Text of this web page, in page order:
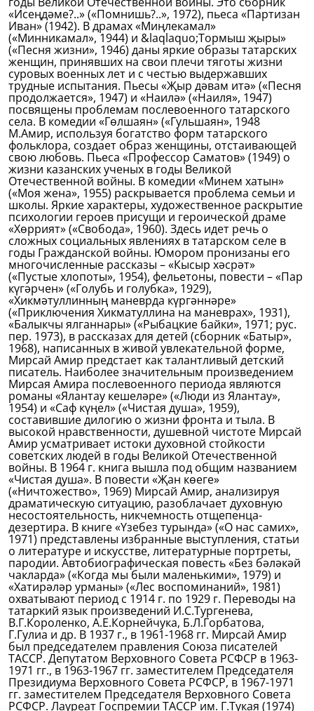
«Исеңдәме?..» («Помнишь?..», 1972), пьеса «Партизан
Иван» (1942). В драмах «Миңлекамал»
(«Минникамал», 1944) и &laqlaquo;Тормыш җыры»
(«Песня жизни», 1946) даны яркие образы татарских
женщин, принявших на свои плечи тяготы жизни
суровых военных лет и с честью выдержавших
трудные испытания. Пьесы «Җыр дәвам итә» («Песня
продолжается», 1947) и «Наилә» («Наиля», 1947)
посвящены проблемам послевоенного татарского
села. В комедии «Гөлшаян» («Гульшаян», 1948
М.Амир, используя богатство форм татарского
фольклора, создает образ женщины, отстаивающей
свою любовь. Пьеса «Профессор Саматов» (1949) о
жизни казанских ученых в годы Великой
Отечественной войны. В комедии «Минем хатын»
(«Моя жена», 1955) раскрывается проблема семьи и
школы. Яркие характеры, художественное раскрытие
психологии героев присущи и героической драме
«Хөррият» («Свобода», 1960). Здесь идет речь о
сложных социальных явлениях в татарском селе в
годы Гражданской войны. Юмором пронизаны его
многочисленные рассказы – «Кысыр хәсрәт»
(«Пустые хлопоты», 1954), фельетоны, повести – «Пар
күгәрчен» («Голубь и голубка», 1929),
«Хикмәтуллинның маневрда күргәннәре»
(«Приключения Хикматуллина на маневрах», 1931),
«Балыкчы ялганнары» («Рыбацкие байки», 1971; рус.
пер. 1973), в рассказах для детей (сборник «Батыр»,
1968), написанных в живой увлекательной форме,
Мирсай Амир предстает как талантливый детский
писатель. Наиболее значительным произведением
Мирсая Амира послевоенного периода являются
романы «Ялантау кешеләре» («Люди из Ялантау»,
1954) и «Саф күңел» («Чистая душа», 1959),
составившие дилогию о жизни фронта и тыла. В
высокой нравственности, душевной чистоте Мирсай
Амир усматривает истоки духовной стойкости
советских людей в годы Великой Отечественной
войны. В 1964 г. книга вышла под общим названием
«Чистая душа». В повести «Җан көеге»
(«Ничтожество», 1969) Мирсай Амир, анализируя
драматическую ситуацию, разоблачает духовную
несостоятельность, никчемность отщепенца-
дезертира. В книге «Үзебез турында» («О нас самих»,
1971) представлены избранные выступления, статьи
о литературе и искусстве, литературные портреты,
пародии. Автобиографическая повесть «Без бәләкәй
чакларда» («Когда мы были маленькими», 1979) и
«Хатирәләр урманы» («Лес воспоминаний», 1981)
охватывают период с 1914 г. по 1929 г. Переводы на
татаркий язык произведений И.С.Тургенева,
В.Г.Короленко, А.Е.Корнейчука, Б.Л.Горбатова,
Г.Гулиа и др. В 1937 г., в 1961-1968 гг. Мирсай Амир
был председателем правления Союза писателей
ТАССР. Депутатом Верховного Совета РСФСР в 1963-
1971 гг., в 1963-1967 гг. заместителем Председателя
Президиума Верховного Совета РСФСР, в 1967-1971
гг. заместителем Председателя Верховного Совета
РСФСР. Лауреат Госпремии ТАССР им. Г.Тукая (1974)